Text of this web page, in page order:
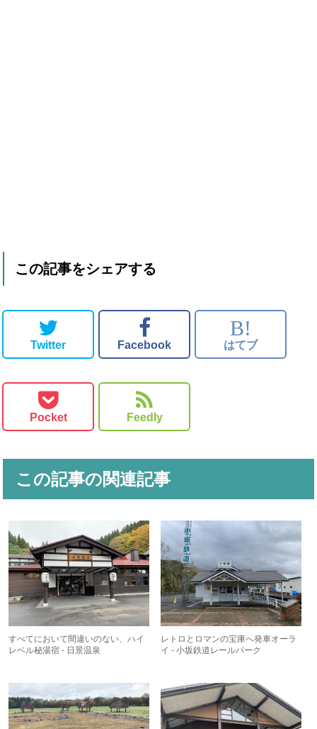
この記事をシェアする
Twitter Facebook
B!
はてブ
Pocket Feedly
この記事の関連記事
すべてにおいて間違いのない、ハイ
レベル秘湯宿 - 日景温泉
レトロとロマンの宝庫へ発車オーラ
イ - 小坂鉄道レールパーク